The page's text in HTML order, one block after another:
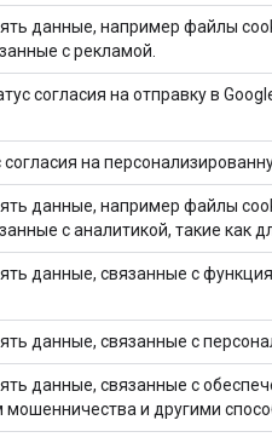
данные, например файлы
с рекламой.
согласия на отправку в
согласия на
данные, например файлы
с аналитикой, такие как
данные, связанные с
данные, связанные с
данные, связанные с
и другими